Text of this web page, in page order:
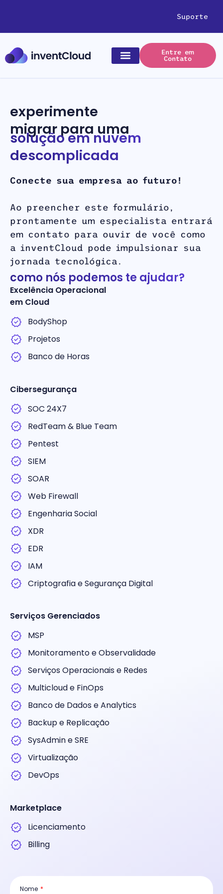
Suporte
Entre em
Contato
experimente
migrar para uma
solução em nuvem
descomplicada
Conecte sua empresa ao futuro!
Ao preencher este formulário,
prontamente um especialista entrará
em contato para ouvir de você como
a inventCloud pode impulsionar sua
jornada tecnológica.
como nós podemos te ajudar?
Excelência Operacional
em Cloud
BodyShop
Projetos
Banco de Horas
Cibersegurança
SOC 24X7
RedTeam & Blue Team
Pentest
SIEM
SOAR
Web Firewall
Engenharia Social
XDR
EDR
IAM
Criptografia e Segurança Digital
Serviços Gerenciados
MSP
Monitoramento e Observalidade
Serviços Operacionais e Redes
Multicloud e FinOps
Banco de Dados e Analytics
Backup e Replicação
SysAdmin e SRE
Virtualização
DevOps
Marketplace
Licenciamento
Billing
Nome